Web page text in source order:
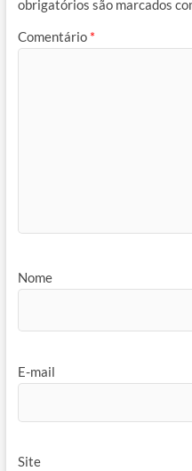
obrigatórios são marcados
Comentário *
Nome
E-mail
Site